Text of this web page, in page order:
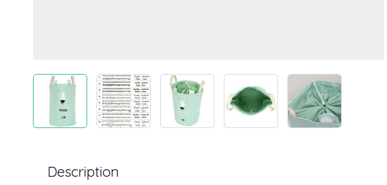
View larger imageView larger imageView larger imageView larger imageView larger image
Description